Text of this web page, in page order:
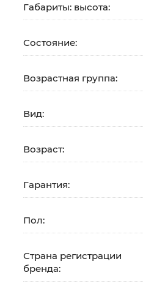
Габариты: высота:
Состояние:
Возрастная группа:
Вид:
Возраст:
Гарантия:
Пол:
Страна регистрации
бренда: